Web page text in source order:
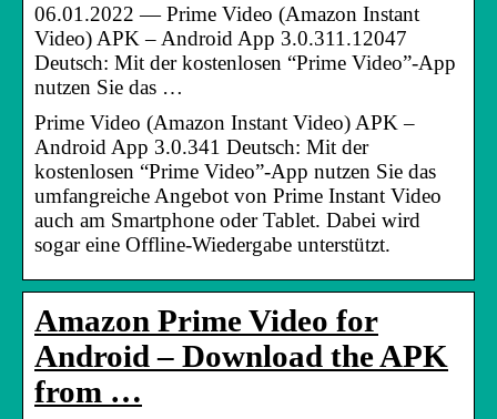
06.01.2022 — Prime Video (Amazon Instant
Video) APK – Android App 3.0.311.12047
Deutsch: Mit der kostenlosen “Prime Video”-App
nutzen Sie das …
Prime Video (Amazon Instant Video) APK –
Android App 3.0.341 Deutsch: Mit der
kostenlosen “Prime Video”-App nutzen Sie das
umfangreiche Angebot von Prime Instant Video
auch am Smartphone oder Tablet. Dabei wird
sogar eine Offline-Wiedergabe unterstützt.
Amazon Prime Video for
Android – Download the APK
from …